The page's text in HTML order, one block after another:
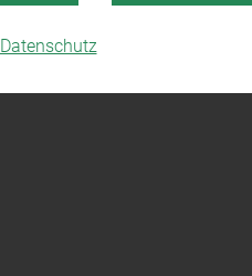
Datenschutz